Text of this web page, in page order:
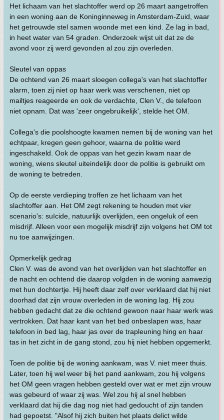
Het lichaam van het slachtoffer werd op 26 maart aangetroffen
in een woning aan de Koninginneweg in Amsterdam-Zuid, waar
het getrouwde stel samen woonde met een kind. Ze lag in bad,
in heet water van 54 graden. Onderzoek wijst uit dat ze de
avond voor zij werd gevonden al zou zijn overleden.
Sleutel van oppas
De ochtend van 26 maart sloegen collega's van het slachtoffer
alarm, toen zij niet op haar werk was verschenen, niet op
mailtjes reageerde en ook de verdachte, Clen V., de telefoon
niet opnam. Dat was 'zeer ongebruikelijk', stelde het OM.
Collega's die poolshoogte kwamen nemen bij de woning van het
echtpaar, kregen geen gehoor, waarna de politie werd
ingeschakeld. Ook de oppas van het gezin kwam naar de
woning, wiens sleutel uiteindelijk door de politie is gebruikt om
de woning te betreden.
Op de eerste verdieping troffen ze het lichaam van het
slachtoffer aan. Het OM zegt rekening te houden met vier
scenario's: suïcide, natuurlijk overlijden, een ongeluk of een
misdrijf. Alleen voor een mogelijk misdrijf zijn volgens het OM tot
nu toe aanwijzingen.
Opmerkelijk gedrag
Clen V. was de avond van het overlijden van het slachtoffer en
de nacht en ochtend die daarop volgden in de woning aanwezig
met hun dochtertje. Hij heeft daar zelf over verklaard dat hij niet
doorhad dat zijn vrouw overleden in de woning lag. Hij zou
hebben gedacht dat ze die ochtend gewoon naar haar werk was
vertrokken. Dat haar kant van het bed onbeslapen was, haar
telefoon in bed lag, haar jas over de trapleuning hing en haar
tas in het zicht in de gang stond, zou hij niet hebben opgemerkt.
Toen de politie bij de woning aankwam, was V. niet meer thuis.
Later, toen hij wel weer bij het pand aankwam, zou hij volgens
het OM geen vragen hebben gesteld over wat er met zijn vrouw
was gebeurd of waar zij was. Wel zou hij al snel hebben
verklaard dat hij die dag nog niet had gedoucht of zijn tanden
had gepoetst. "Alsof hij zich buiten het plaats delict wilde